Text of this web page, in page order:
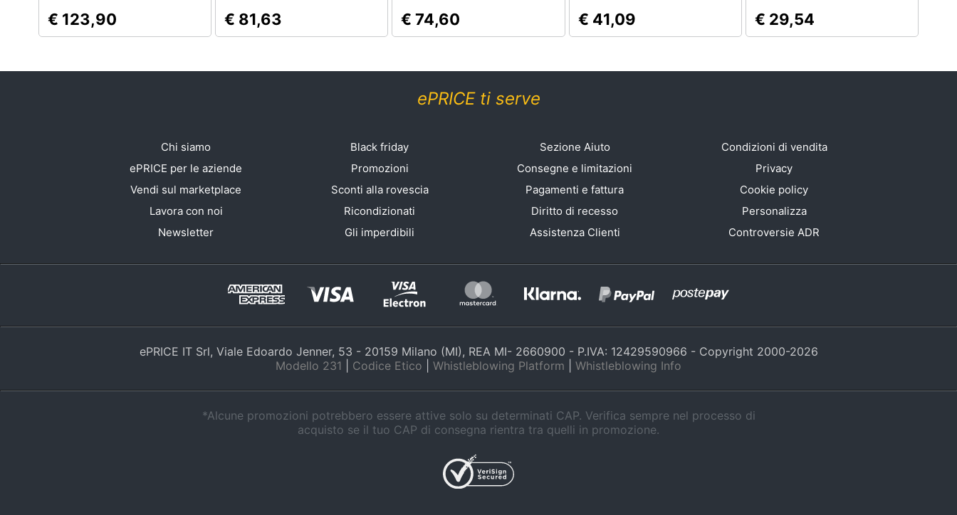
Promozioni
€ 123,90 € 81,63 € 74,60 € 41,09 € 29,54
ePRICE ti serve
Chi siamo
ePRICE per le aziende
Vendi sul marketplace
Lavora con noi
Newsletter
Black friday
Promozioni
Sconti alla rovescia
Ricondizionati
Gli imperdibili
Sezione Aiuto
Consegne e limitazioni
Pagamenti e fattura
Diritto di recesso
Assistenza Clienti
Condizioni di vendita
Privacy
Cookie policy
Personalizza
Controversie ADR
ePRICE IT Srl, Viale Edoardo Jenner, 53 - 20159 Milano (MI), REA MI- 2660900 - P.IVA: 12429590966 - Copyright 2000-2026
Modello 231
Codice Etico Whistleblowing Platform Whistleblowing Info
*Alcune promozioni potrebbero essere attive solo su determinati CAP. Verifica sempre nel processo di
acquisto se il tuo CAP di consegna rientra tra quelli in promozione.